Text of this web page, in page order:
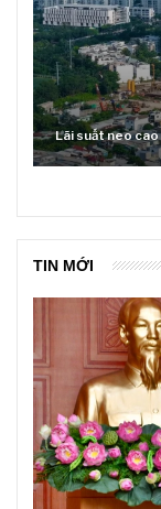
Lãi suất neo
TIN MỚI